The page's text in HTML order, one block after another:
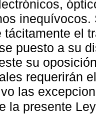
tácitamente el
puesto a su
su
requerirán
las
la presente